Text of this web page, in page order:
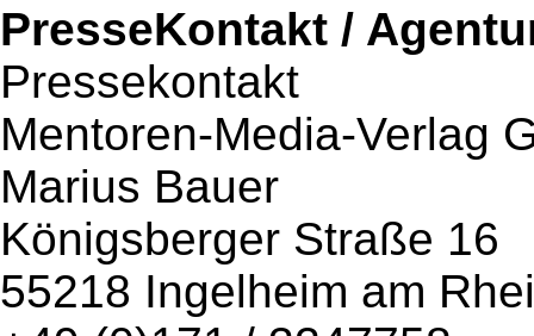
PresseKontakt /
Pressekontakt
Mentoren-Media-Verlag
Marius Bauer
Königsberger Straße 16
55218 Ingelheim am